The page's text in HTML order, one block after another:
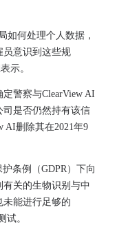
如何处理个人数据，
员意识到这些规
示。
警察与ClearView AI
司是否仍然持有该信
AI删除其在2021年9
条例（GDPR）下向
关的生物识别与中
能进行足够的
试。